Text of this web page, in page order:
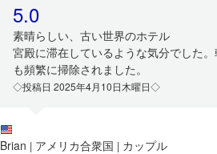
5.0
素晴らしい、古い世界のホテル
宮殿に滞在しているような気分でした
も頻繁に掃除されました。
◇投稿日 2025年4月10日木曜日◇
Brian | アメリカ合衆国 | カップル